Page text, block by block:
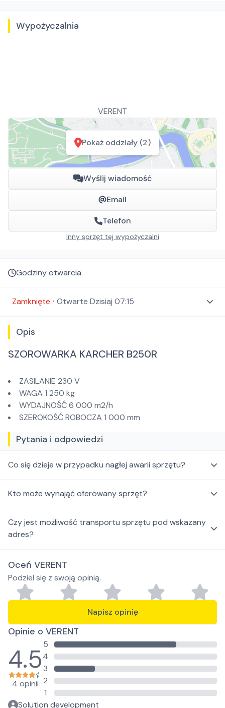
Wypożyczalnia
VERENT
Pokaż oddziały (2)
Wyślij wiadomość
Email
Telefon
Inny sprzęt tej wypożyczalni
Godziny otwarcia
Zamknięte ⋅ Otwarte Dzisiaj 07:15
Opis
SZOROWARKA KARCHER B250R
ZASILANIE 230 V
WAGA 1 250 kg
WYDAJNOŚĆ 6 000 m2/h
SZEROKOŚĆ ROBOCZA 1 000 mm
Pytania i odpowiedzi
Co się dzieje w przypadku nagłej awarii sprzętu?
Kto może wynająć oferowany sprzęt?
Czy jest możliwość transportu sprzętu pod wskazany
adres?
Oceń VERENT
Podziel się z swoją opinią.
Napisz opinię
Opinie o VERENT
4.5
4 opinii
5
4
3
2
1
Solution development